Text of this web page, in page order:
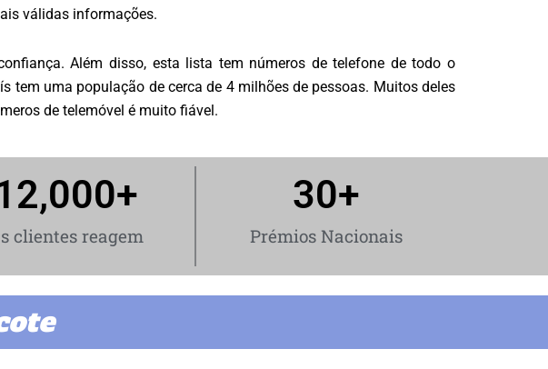
válidas informações.
Além disso, esta lista tem números de telefone de todo o
tem uma população de cerca de 4 milhões de pessoas. Muitos deles
de telemóvel é muito fiável.
clientes reagem
+
Prémios Nacionais
30+